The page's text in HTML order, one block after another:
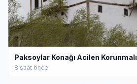
Paksoylar Konağı Acilen Korunmalı
8 saat önce